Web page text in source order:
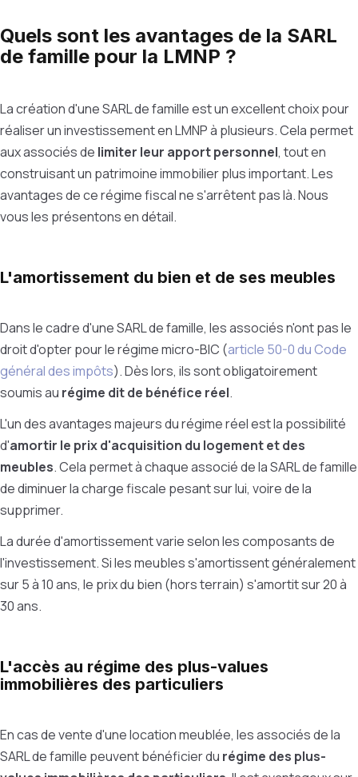
Quels sont les avantages de la SARL
de famille pour la LMNP ?
La création d'une SARL de famille est un excellent choix pour
réaliser un investissement en LMNP à plusieurs. Cela permet
aux associés de limiter leur apport personnel, tout en
construisant un patrimoine immobilier plus important. Les
avantages de ce régime fiscal ne s'arrêtent pas là. Nous
vous les présentons en détail.
L'amortissement du bien et de ses meubles
Dans le cadre d'une SARL de famille, les associés n'ont pas le
droit d'opter pour le régime micro-BIC (article 50-0 du Code
général des impôts). Dès lors, ils sont obligatoirement
soumis au régime dit de bénéfice réel.
L'un des avantages majeurs du régime réel est la possibilité
d'amortir le prix d'acquisition du logement et des
meubles. Cela permet à chaque associé de la SARL de famille
de diminuer la charge fiscale pesant sur lui, voire de la
supprimer.
La durée d'amortissement varie selon les composants de
l'investissement. Si les meubles s'amortissent généralement
sur 5 à 10 ans, le prix du bien (hors terrain) s'amortit sur 20 à
30 ans.
L'accès au régime des plus-values
immobilières des particuliers
En cas de vente d'une location meublée, les associés de la
SARL de famille peuvent bénéficier du régime des plus-